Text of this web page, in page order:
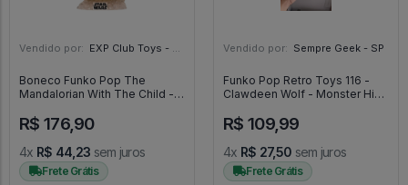
Vendido por: EXP Club Toys - SP
Boneco Funko Pop The
Mandalorian With The Child -
#402
R$ 176,90
4x R$ 44,23 sem juros
Frete Grátis
Vendido por: Sempre Geek - SP
Funko Pop Retro Toys 116 -
Clawdeen Wolf - Monster High
R$ 109,99
4x R$ 27,50 sem juros
Frete Grátis